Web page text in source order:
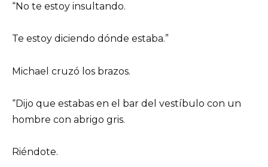
“No te estoy insultando.
Te estoy diciendo dónde estaba.”
Michael cruzó los brazos.
“Dijo que estabas en el bar del vestíbulo con un
hombre con abrigo gris.
Riéndote.